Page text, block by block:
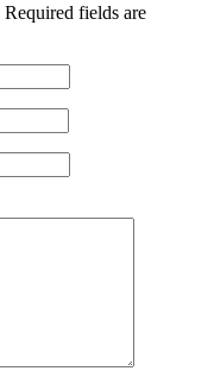
Required fields are